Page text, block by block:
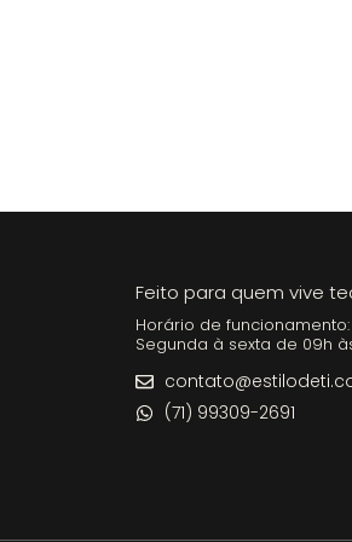
Feito para quem vive
Horário de funcionamento:
Segunda à sexta de 09h
(71) 99309-2691